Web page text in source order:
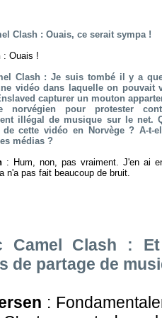
Clash : Ouais, ce serait sympa !
: Ouais !
Clash : Je suis tombé il y a
vidéo dans laquelle on pouvait
capturer un mouton
norvégien pour protester
illégal de musique sur le net.
cette vidéo en Norvège ? A-t-
médias ?
: Hum, non, pas vraiment. J'en ai
n'a pas fait beaucoup de bruit.
Camel Clash :
de partage de
: